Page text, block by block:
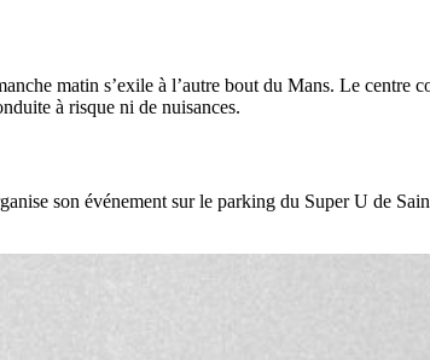
matin s’exile à l’autre bout du Mans. Le centre
à risque ni de nuisances.
son événement sur le parking du Super U de